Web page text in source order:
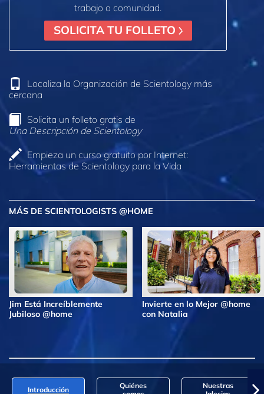
trabajo o comunidad.
SOLICITA TU FOLLETO
Localiza la Organización de Scientology más
cercana
Solicita un folleto gratis de
Una Descripción de Scientology
Empieza un curso gratuito por Internet:
Herramientas de Scientology para la Vida
MÁS DE SCIENTOLOGISTS @HOME
Jim Está Increíblemente
Jubiloso @home
Invierte en lo Mejor @home
con Natalia
Introducción
Quiénes
Nuestras